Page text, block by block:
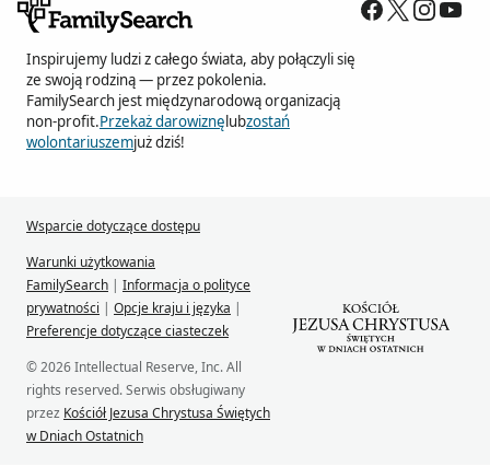
Inspirujemy ludzi z całego świata, aby połączyli się
ze swoją rodziną — przez pokolenia.
FamilySearch jest międzynarodową organizacją
non-profit.Przekaż darowiznęlubzostań
wolontariuszemjuż dziś!
Wsparcie dotyczące dostępu
Warunki użytkowania
FamilySearch | Informacja o polityce
prywatności | Opcje kraju i języka |
Preferencje dotyczące ciasteczek
© 2026 Intellectual Reserve, Inc. All
rights reserved. Serwis obsługiwany
przez Kościół Jezusa Chrystusa Świętych
w Dniach Ostatnich